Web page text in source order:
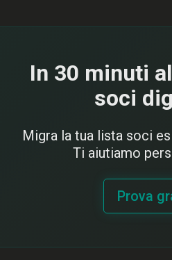
In 30 minuti
soci
Migra la tua lista soci
Ti aiutiamo
Prova